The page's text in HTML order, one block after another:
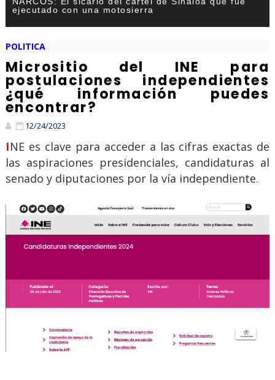
ejecutado con una motosierra
POLITICA
Micrositio del INE para
postulaciones independientes
¿qué información puedes
encontrar?
12/24/2023
INE es clave para acceder a las cifras exactas de
las aspiraciones presidenciales, candidaturas al
senado y diputaciones por la vía independiente.